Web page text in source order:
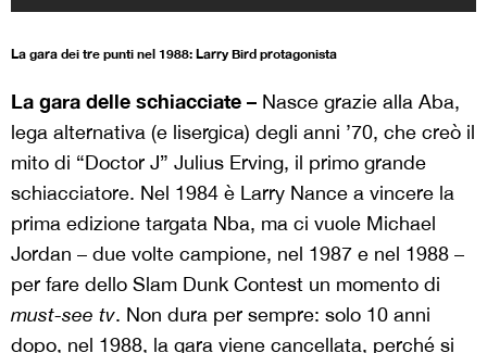
La gara dei tre punti nel 1988: Larry Bird protagonista
La gara delle schiacciate – Nasce grazie alla Aba,
lega alternativa (e lisergica) degli anni ’70, che creò il
mito di “Doctor J” Julius Erving, il primo grande
schiacciatore. Nel 1984 è Larry Nance a vincere la
prima edizione targata Nba, ma ci vuole Michael
Jordan – due volte campione, nel 1987 e nel 1988 –
per fare dello Slam Dunk Contest un momento di
must-see tv. Non dura per sempre: solo 10 anni
dopo, nel 1988, la gara viene cancellata, perché si